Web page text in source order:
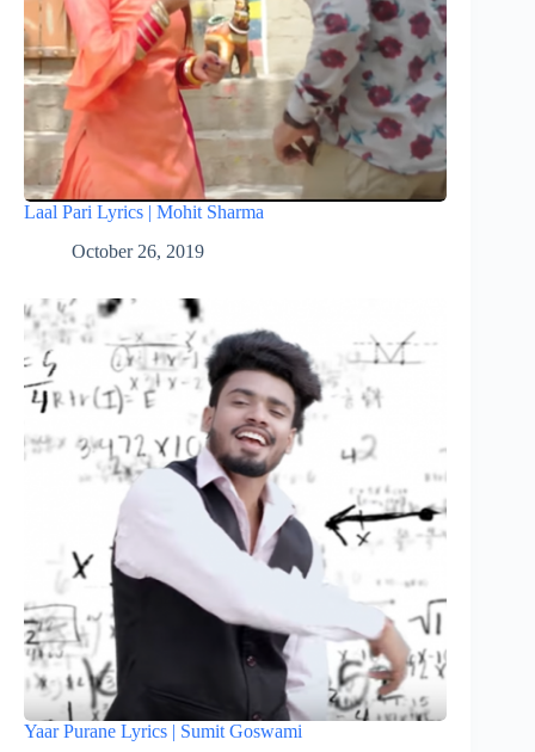
Laal Pari Lyrics | Mohit Sharma
October 26, 2019
Yaar Purane Lyrics | Sumit Goswami